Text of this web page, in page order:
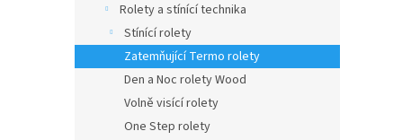
a
n
Rolety a stínící technika
Stínící rolety
Zatemňující Termo rolety
Den a Noc rolety Wood
Volně visící rolety
One Step rolety